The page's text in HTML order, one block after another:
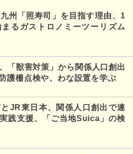
州「照寿司」を目指す理由、1
るガストロノミーツーリズム
「獣害対策」から関係人口創出
護柵点検や、わな設置を学ぶ
JR東日本、関係人口創出で連
践支援、「ご当地Suica」の検